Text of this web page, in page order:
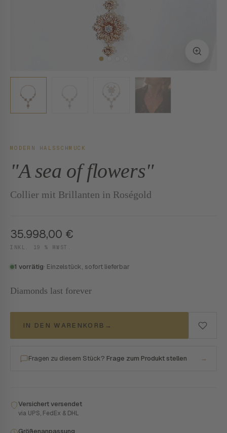
MODERN HALSSCHMUCK
"A sea of flowers"
Collier mit Brillanten in Roségold
35.998,00 €
INKL. 19 % MWST.
1 vorrätig· Einzelstück, sofort lieferbar
Diamonds last forever
IN DEN WARENKORB →
Fragen zu diesem Stück? Frage zum Produkt stellen →
Versichert versendet
via UPS, FedEx & DHL
Größenanpassung